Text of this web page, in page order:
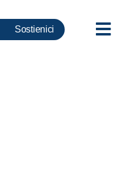
Sostienici